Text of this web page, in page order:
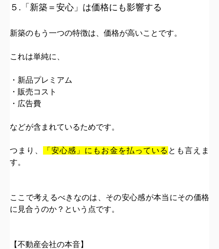
５.「新築＝安心」は価格にも影響する
新築のもう一つの特徴は、 価格が高いこと です。
これは単純に、
・新品プレミアム
・販売コスト
・広告費
などが含まれているためです。
つまり、 「安心感」にもお金を払っている とも言えま
す。
ここで考えるべきなのは、 その安心感が本当にその価格
に見合うのか？ という点です。
【不動産会社の本音】